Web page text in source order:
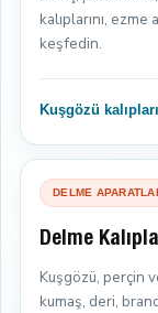
kalıplarını,
keşfedin.
Kuşgözü
DELME
Delme
Kuşgözü, perçin
kumaş, deri,